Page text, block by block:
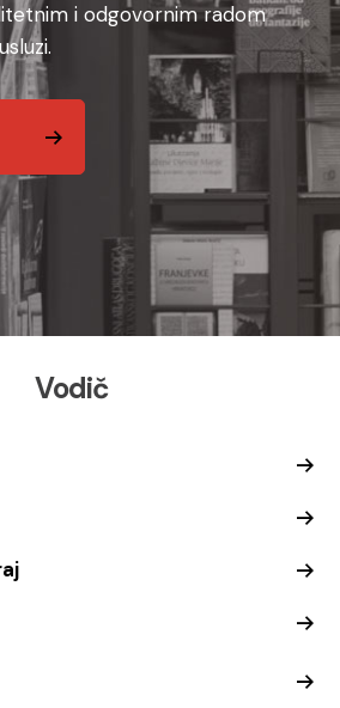
i odgovornim radom
Vodič